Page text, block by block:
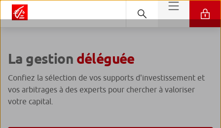
La gestion déléguée
Confiez la sélection de vos supports d'investissement et
vos arbitrages à des experts pour chercher à valoriser
votre capital.